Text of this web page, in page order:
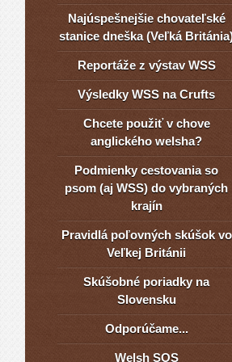
Najúspešnejšie chovateľské
stanice dneška (Veľká
Reportáže z výstav WSS
Výsledky WSS na Crufts
Chcete použiť v chove
anglického welsha?
Podmienky cestovania so
psom (aj WSS) do vybraných
krajín
Pravidlá poľovných skúšok vo
Veľkej Británii
Skúšobné poriadky na
Slovensku
Odporúčame...
Welsh SOS